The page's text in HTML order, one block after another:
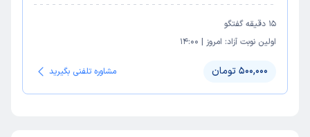
15 دقیقه گفتگو
اولین نوبت آزاد: امروز |
14:00
500,000 تومان مشاوره تلفنی بگیرید